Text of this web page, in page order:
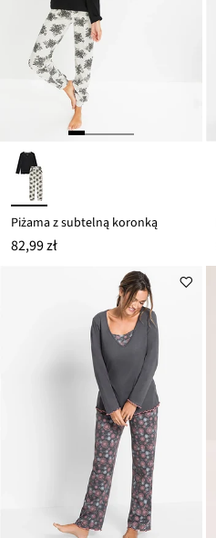
Piżama z subtelną koronką
82,99 zł